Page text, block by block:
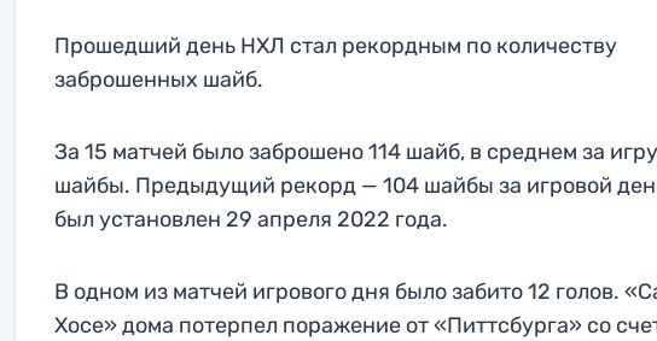
Прошедший день НХЛ стал рекордным по количеству
заброшенных шайб.
За 15 матчей было заброшено 114 шайб, в среднем за
шайбы. Предыдущий рекорд — 104 шайбы за игровой
был установлен 29 апреля 2022 года.
В одном из матчей игрового дня было забито 12 голов.
Хосе» дома потерпел поражение от «Питтсбурга» со